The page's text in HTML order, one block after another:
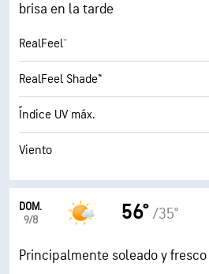
brisa en la tarde
RealFeel®
RealFeel Shade™
Índice UV máx.
Viento
DOM.
9/8
56° /35°
Principalmente soleado y fresco